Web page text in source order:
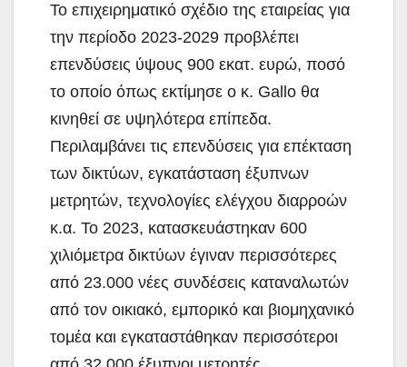
Το επιχειρηματικό σχέδιο της εταιρείας για
την περίοδο 2023-2029 προβλέπει
επενδύσεις ύψους 900 εκατ. ευρώ, ποσό
το οποίο όπως εκτίμησε ο κ. Gallo θα
κινηθεί σε υψηλότερα επίπεδα.
Περιλαμβάνει τις επενδύσεις για επέκταση
των δικτύων, εγκατάσταση έξυπνων
μετρητών, τεχνολογίες ελέγχου διαρροών
κ.α. Το 2023, κατασκευάστηκαν 600
χιλιόμετρα δικτύων έγιναν περισσότερες
από 23.000 νέες συνδέσεις καταναλωτών
από τον οικιακό, εμπορικό και βιομηχανικό
τομέα και εγκαταστάθηκαν περισσότεροι